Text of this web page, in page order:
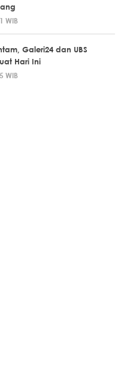
WIB
Galeri24 dan UBS
Hari Ini
WIB